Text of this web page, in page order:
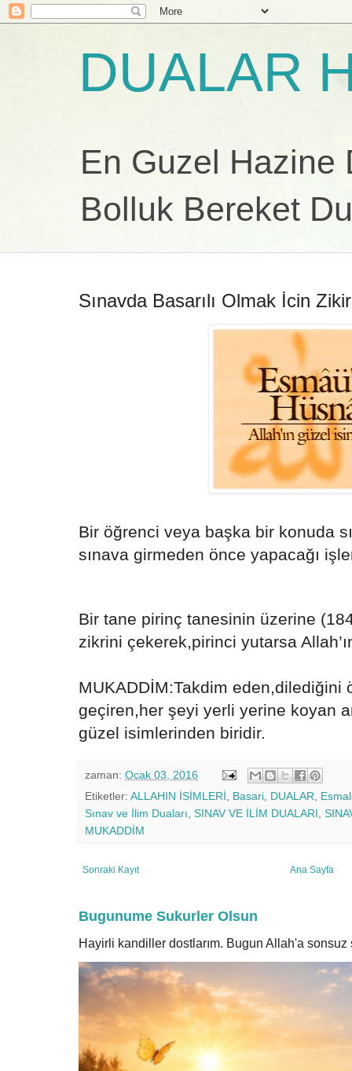
DUALAR
En Guzel Hazine
Bolluk Bereket
Sınavda Basarılı Olmak İcin Zikir
Bir öğrenci veya başka bir konuda
sınava girmeden önce yapacağı
Bir tane pirinç tanesinin üzerine
zikrini çekerek,pirinci yutarsa
MUKADDİM:Takdim eden,dilediğini
geçiren,her şeyi yerli yerine koyan
güzel isimlerinden biridir.
zaman: Ocak 03, 2016
Etiketler: ALLAHIN İSİMLERİ Basari DUALAR
Sınav ve İlim Duaları SINAV VE İLİM DUALARI
MUKADDİM
Sonraki Kayıt Ana Sayfa
Bugunume Sukurler Olsun
Hayirli kandiller dostlarım. Bugun Allah'a